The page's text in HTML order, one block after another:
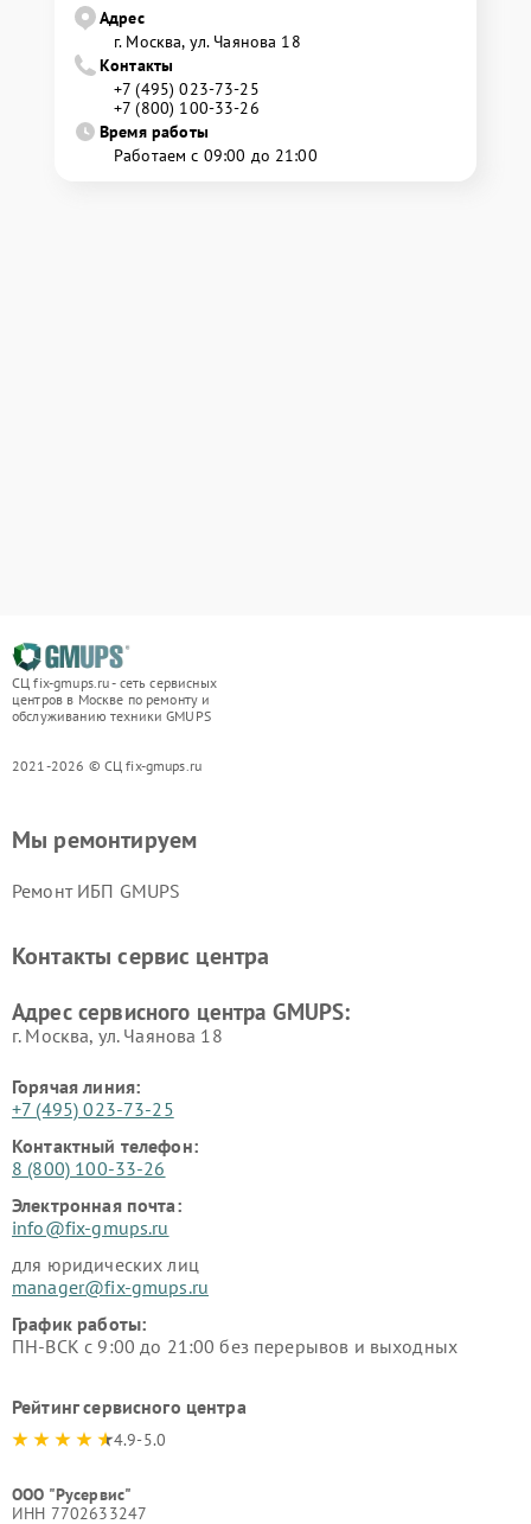
Адрес
г. Москва, ул. Чаянова 18
Контакты
+7 (495) 023-73-25
+7 (800) 100-33-26
Время работы
Работаем с 09:00 до 21:00
СЦ fix-gmups.ru - сеть сервисных
центров в Москве по ремонту и
обслуживанию техники GMUPS
2021-2026 © СЦ fix-gmups.ru
Мы ремонтируем
Ремонт ИБП GMUPS
Контакты сервис центра
Адрес сервисного центра GMUPS:
г. Москва, ул. Чаянова 18
Горячая линия:
+7 (495) 023-73-25
Контактный телефон:
8 (800) 100-33-26
Электронная почта:
info@fix-gmups.ru
для юридических лиц
manager@fix-gmups.ru
График работы:
ПН-ВСК с 9:00 до 21:00 без перерывов и выходных
Рейтинг сервисного центра
4.9-5.0
ООО "Русервис"
ИНН 7702633247